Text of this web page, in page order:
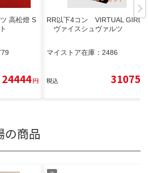
高松燈 S
24444円
RR以下4コン VIRTUAL GIRL
ヴァイスシュヴァルツ
マイストア在庫： 2486
税込 31075
の商品